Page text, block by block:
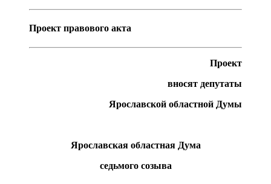
Проект правового акта
Проект
вносят депутаты
Ярославской областной Думы
Ярославская областная Дума
седьмого созыва